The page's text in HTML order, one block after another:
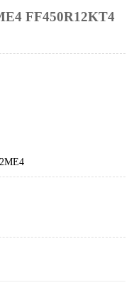
FF450R12KT4